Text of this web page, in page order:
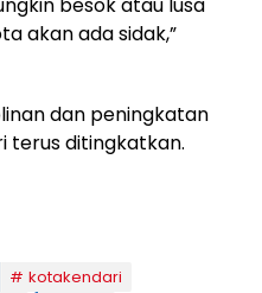
akan ada sidak,”
dan peningkatan
terus ditingkatkan.
kotakendari